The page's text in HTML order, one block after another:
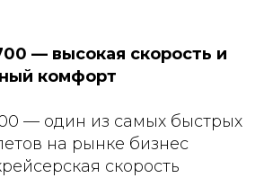
— высокая скорость и
комфорт
— один из самых быстрых
на рынке бизнес
скорость